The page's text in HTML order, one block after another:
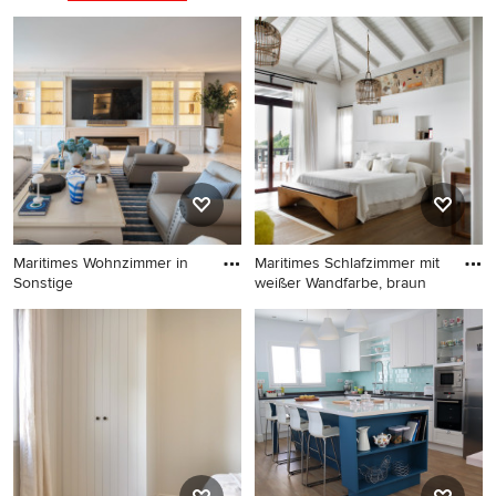
Maritimes Badezimmer En
Suite mit freistehender
Badewanne, beiger
Wandfarbe, braunem
Holzboden und blauem
Boden in Marseille
Maritimes Wohnzimmer in
Sonstige
Maritimes Wohnzimmer in
Maritimes Schlafzimmer mit
weißer Wandfarbe, braun
Maritimes Schlafzimmer mit
weißer Wandfarbe, braunem
Holzboden, braunem Boden,
freigelegten Dachbalken,
Holzdielendecke und
gewölbter Decke in Madrid